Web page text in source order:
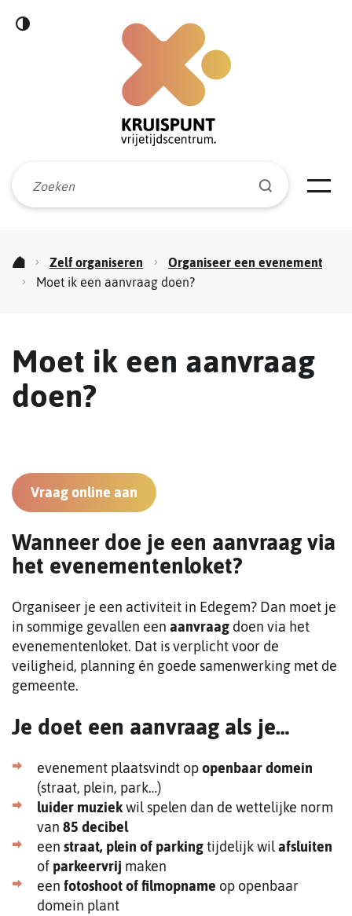
inhoud
Hoog
Kruispunt
vrijetijdscentrum
kunnen
we
Zoeken
Startpagina
Zelf organiseren
Organiseer een evenement
Moet ik een aanvraag doen?
Moet ik een aanvraag
doen?
Vraag online aan
Wanneer doe je een aanvraag via
het evenementenloket?
Organiseer je een activiteit in Edegem? Dan moet je
in sommige gevallen een aanvraag doen via het
evenementenloket. Dat is verplicht voor de
veiligheid, planning én goede samenwerking met de
gemeente.
Je doet een aanvraag als je…
evenement plaatsvindt opopenbaar domein
(straat, plein, park…)
luider muziekwil spelen dan de wettelijke norm
van 85 decibel
een straat, plein of parkingtijdelijk wilafsluiten
of parkeervrij maken
een fotoshoot of filmopname op openbaar
domein plant